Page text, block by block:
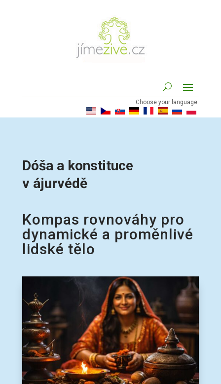
Choose your language:
Dóša a konstituce
v ájurvédě
Kompas rovnováhy pro
dynamické a proměnlivé
lidské tělo